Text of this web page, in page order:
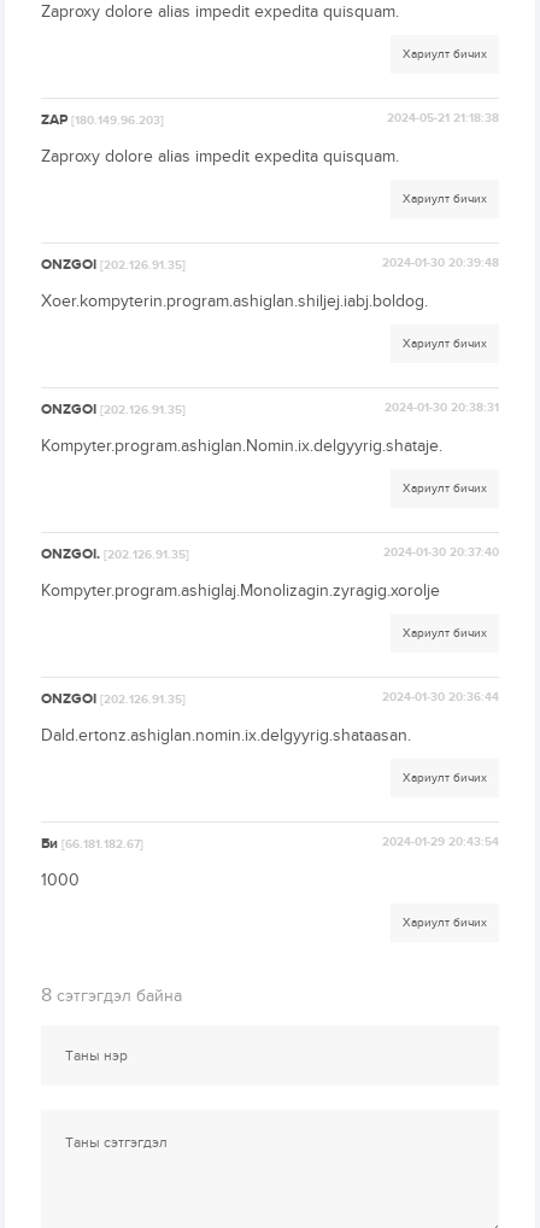
Zaproxy dolore alias impedit expedita quisquam.
Хариулт бичих
ZAP[180.149.96.203] 2024-05-21 21:18:38
Zaproxy dolore alias impedit expedita quisquam.
Хариулт бичих
ONZGOI[202.126.91.35] 2024-01-30 20:39:48
Xoer.kompyterin.program.ashiglan.shiljej.iabj.boldog.
Хариулт бичих
ONZGOI[202.126.91.35] 2024-01-30 20:38:31
Kompyter.program.ashiglan.Nomin.ix.delgyyrig.shataje.
Хариулт бичих
ONZGOI.[202.126.91.35] 2024-01-30 20:37:40
Kompyter.program.ashiglaj.Monolizagin.zyragig.xorolje
Хариулт бичих
ONZGOI[202.126.91.35] 2024-01-30 20:36:44
Dald.ertonz.ashiglan.nomin.ix.delgyyrig.shataasan.
Хариулт бичих
Би[66.181.182.67] 2024-01-29 20:43:54
1000
Хариулт бичих
8 сэтгэгдэл байна